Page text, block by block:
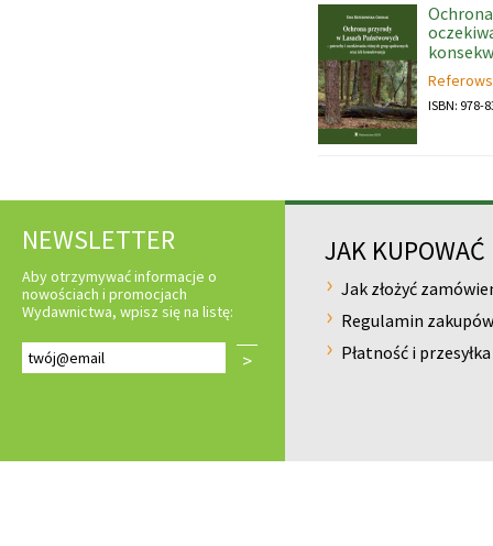
ISBN: 978-
NEWSLETTER
Aby otrzymywać informacje o
nowościach i promocjach
Wydawnictwa, wpisz się na listę:
>
JAK KUPOWAĆ
Jak złożyć
Regulamin zakupów
Płatność i przesyłka